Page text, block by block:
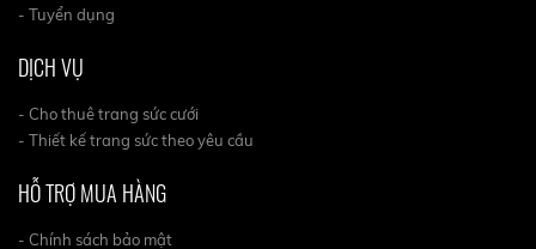
- Tuyển dụng
DỊCH VỤ
- Cho thuê trang sức cưới
- Thiết kế trang sức theo yêu cầu
HỖ TRỢ MUA HÀNG
- Chính sách bảo mật